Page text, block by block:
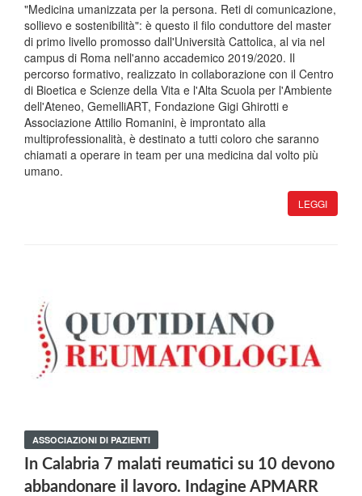
"Medicina umanizzata per la persona. Reti di comunicazione,
sollievo e sostenibilità": è questo il filo conduttore del master
di primo livello promosso dall'Università Cattolica, al via nel
campus di Roma nell'anno accademico 2019/2020. Il
percorso formativo, realizzato in collaborazione con il Centro
di Bioetica e Scienze della Vita e l'Alta Scuola per l'Ambiente
dell'Ateneo, GemelliART, Fondazione Gigi Ghirotti e
Associazione Attilio Romanini, è improntato alla
multiprofessionalità, è destinato a tutti coloro che saranno
chiamati a operare in team per una medicina dal volto più
umano.
LEGGI
ASSOCIAZIONI DI PAZIENTI
In Calabria 7 malati reumatici su 10 devono
abbandonare il lavoro. Indagine APMARR